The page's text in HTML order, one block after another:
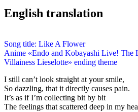
English translation
Song title: Like A Flower
Anime «Endo and Kobayashi Live! The
Villainess Lieselotte» ending theme
I still can’t look straight at your smile,
So dazzling, that it directly causes pain.
It’s as if I’m collecting bit by bit
The feelings that scattered deep in my